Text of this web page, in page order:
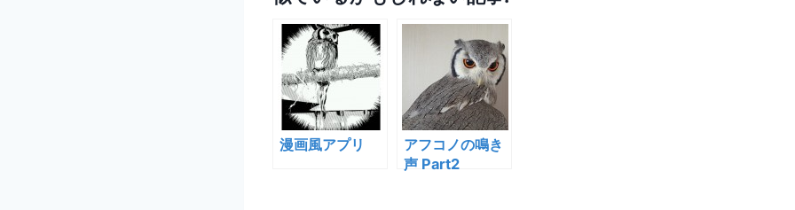
漫画風アプリ
アフコノの鳴き
声 Part2